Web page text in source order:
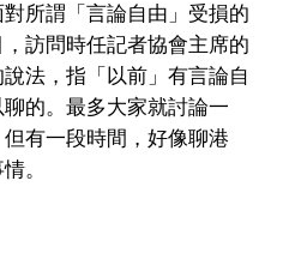
所謂「言論自由」受損的
訪問時任記者協會主席的
法，指「以前」有言論自
的。最多大家就討論一
有一段時間，好像聊港
。